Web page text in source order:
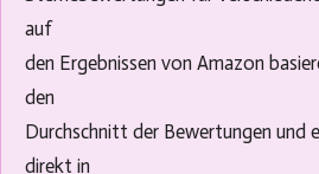
auf
den Ergebnissen von Amazon
den
Durchschnitt der Bewertungen und
direkt in